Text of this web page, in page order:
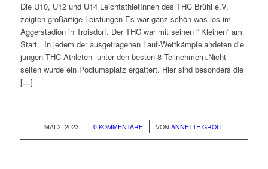
Die U10, U12 und U14 LeichtathletInnen des THC Brühl e.V.
zeigten großartige Leistungen Es war ganz schön was los im
Aggerstadion in Troisdorf. Der THC war mit seinen “ Kleinen“ am
Start. In jedem der ausgetragenen Lauf-Wettkämpfelandeten die
jungen THC Athleten unter den besten 8 Teilnehmern.Nicht
selten wurde ein Podiumsplatz ergattert. Hier sind besonders die
[…]
MAI 2, 2023
/ 0 KOMMENTARE
/ VON ANNETTE GROLL